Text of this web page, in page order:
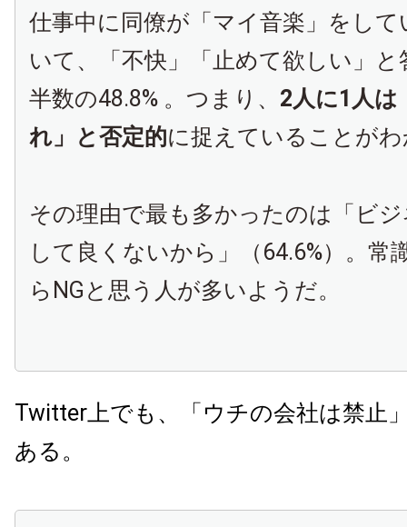
仕事中に同僚が「マイ音楽」をし
いて、「不快」「止めて欲しい」
半数の48.8% 。つまり、 2人に1人は
れ」と否定的に捉えていることが
その理由で最も多かったのは「ビ
して良くないから」（64.6%）。常
らNGと思う人が多いようだ。
Twitter上でも、「ウチの会社は禁止
ある。